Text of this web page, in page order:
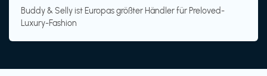
Buddy & Selly ist Europas größter Händler für Preloved-
Luxury-Fashion